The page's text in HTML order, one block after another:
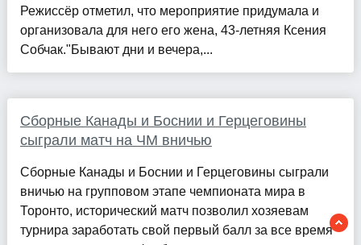
Режиссёр отметил, что мероприятие придумала и
организовала для него его жена, 43-летняя Ксения
Собчак."Бывают дни и вечера,...
Сборные Канады и Боснии и Герцеговины
сыграли матч на ЧМ вничью
Сборные Канады и Боснии и Герцеговины сыграли
вничью на групповом этапе чемпионата мира в
Торонто, исторический матч позволил хозяевам
турнира заработать свой первый балл за все время